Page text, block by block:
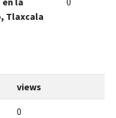
Tlaxcala
views
0